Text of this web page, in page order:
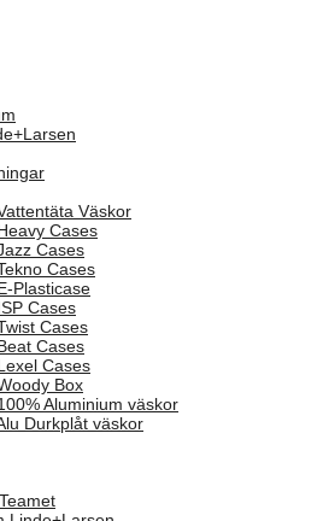
Väskor
Cases
Cases
Cases
Plasticase
Cases
Cases
Cases
Cases
Box
Aluminium väskor
Durkplåt väskor